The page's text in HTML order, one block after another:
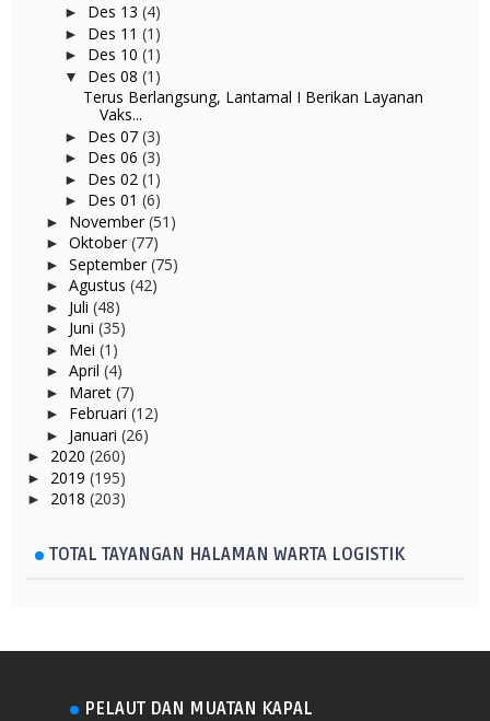
► Des 13 (4)
► Des 11 (1)
► Des 10 (1)
▼ Des 08 (1)
Terus Berlangsung, Lantamal I Berikan Layanan
Vaks...
► Des 07 (3)
► Des 06 (3)
► Des 02 (1)
► Des 01 (6)
► November(51)
► Oktober(77)
► September(75)
► Agustus (42)
► Juli (48)
► Juni (35)
► Mei (1)
► April (4)
► Maret (7)
► Februari (12)
► Januari (26)
► 2020 (260)
► 2019 (195)
► 2018 (203)
TOTAL TAYANGAN HALAMAN WARTA LOGISTIK
PELAUT DAN MUATAN KAPAL